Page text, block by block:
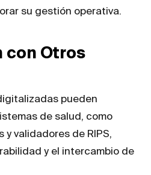
su gestión operativa.
con Otros
pueden
de salud, como
validadores de RIPS,
y el intercambio de